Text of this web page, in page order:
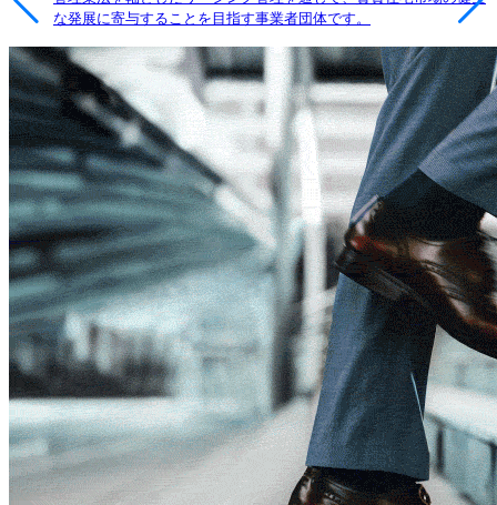
な発展に寄与することを目指す事業者団体です。